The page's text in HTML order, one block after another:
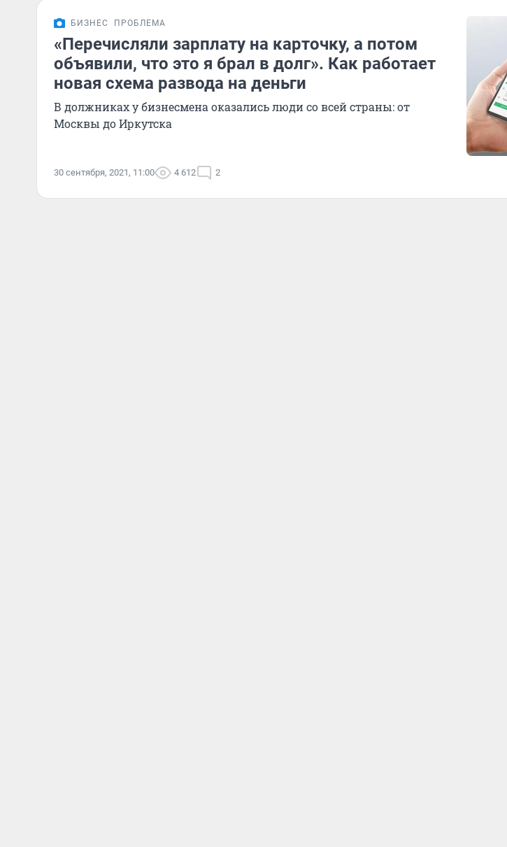
БИЗНЕС ПРОБЛЕМА
«Перечисляли зарплату на карточку, а потом
объявили, что это я брал в долг». Как работает
новая схема развода на деньги
В должниках у бизнесмена оказались люди со всей страны: от
Москвы до Иркутска
30 сентября, 2021, 11:00 4 612 2